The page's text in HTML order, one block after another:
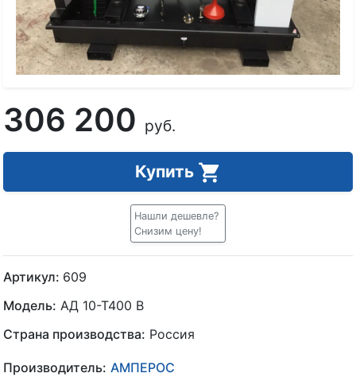
306 200 руб.
Купить
Нашли дешевле?
Снизим цену!
Артикул: 609
Модель: АД 10-Т400 B
Страна производства: Россия
Производитель: АМПЕРОС